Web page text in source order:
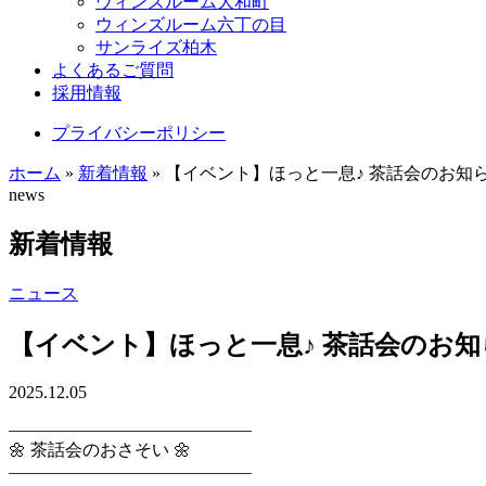
ウィンズルーム六丁の目
サンライズ柏木
よくあるご質問
採用情報
プライバシーポリシー
ホーム » 新着情報 »
【イベント】ほっと一息♪ 茶話会のお知
news
新着情報
ニュース
【イベント】ほっと一息♪ 茶話会のお
2025.12.05
――――――――――――――
🌼 茶話会のおさそい 🌼
――――――――――――――